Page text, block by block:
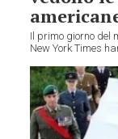
Il primo giorno del
New York Times